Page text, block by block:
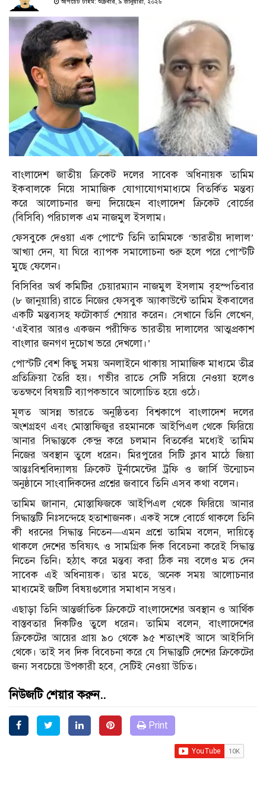
আপডেট টাইম: শুক্রবার, ৯ জানুয়ারী, ২০২৬
বাংলাদেশ জাতীয় ক্রিকেট দলের সাবেক অধিনায়ক তামিম
ইকবালকে নিয়ে সামাজিক যোগাযোগমাধ্যমে বিতর্কিত মন্তব্য
করে আলোচনার জন্ম দিয়েছেন বাংলাদেশ ক্রিকেট বোর্ডের
(বিসিবি) পরিচালক এম নাজমুল ইসলাম।
ফেসবুকে দেওয়া এক পোস্টে তিনি তামিমকে ‘ভারতীয় দালাল’
আখ্যা দেন, যা ঘিরে ব্যাপক সমালোচনা শুরু হলে পরে পোস্টটি
মুছে ফেলেন।
বিসিবির অর্থ কমিটির চেয়ারম্যান নাজমুল ইসলাম বৃহস্পতিবার
(৮ জানুয়ারি) রাতে নিজের ফেসবুক অ্যাকাউন্টে তামিম ইকবালের
একটি মন্তব্যসহ ফটোকার্ড শেয়ার করেন। সেখানে তিনি লেখেন,
‘এইবার আরও একজন পরীক্ষিত ভারতীয় দালালের আত্মপ্রকাশ
বাংলার জনগণ দুচোখ ভরে দেখলো।’
পোস্টটি বেশ কিছু সময় অনলাইনে থাকায় সামাজিক মাধ্যমে তীব্র
প্রতিক্রিয়া তৈরি হয়। গভীর রাতে সেটি সরিয়ে নেওয়া হলেও
ততক্ষণে বিষয়টি ব্যাপকভাবে আলোচিত হয়ে ওঠে।
মূলত আসন্ন ভারতে অনুষ্ঠিতব্য বিশ্বকাপে বাংলাদেশ দলের
অংশগ্রহণ এবং মোস্তাফিজুর রহমানকে আইপিএল থেকে ফিরিয়ে
আনার সিদ্ধান্তকে কেন্দ্র করে চলমান বিতর্কের মধ্যেই তামিম
নিজের অবস্থান তুলে ধরেন। মিরপুরের সিটি ক্লাব মাঠে জিয়া
আন্তঃবিশ্ববিদ্যালয় ক্রিকেট টুর্নামেন্টের ট্রফি ও জার্সি উন্মোচন
অনুষ্ঠানে সাংবাদিকদের প্রশ্নের জবাবে তিনি এসব কথা বলেন।
তামিম জানান, মোস্তাফিজকে আইপিএল থেকে ফিরিয়ে আনার
সিদ্ধান্তটি নিঃসন্দেহে হতাশাজনক। একই সঙ্গে বোর্ডে থাকলে তিনি
কী ধরনের সিদ্ধান্ত নিতেন—এমন প্রশ্নে তামিম বলেন, দায়িত্বে
থাকলে দেশের ভবিষ্যৎ ও সামগ্রিক দিক বিবেচনা করেই সিদ্ধান্ত
নিতেন তিনি। হঠাৎ করে মন্তব্য করা ঠিক নয় বলেও মত দেন
সাবেক এই অধিনায়ক। তার মতে, অনেক সময় আলোচনার
মাধ্যমেই জটিল বিষয়গুলোর সমাধান সম্ভব।
এছাড়া তিনি আন্তর্জাতিক ক্রিকেটে বাংলাদেশের অবস্থান ও আর্থিক
বাস্তবতার দিকটিও তুলে ধরেন। তামিম বলেন, বাংলাদেশের
ক্রিকেটের আয়ের প্রায় ৯০ থেকে ৯৫ শতাংশই আসে আইসিসি
থেকে। তাই সব দিক বিবেচনা করে যে সিদ্ধান্তটি দেশের ক্রিকেটের
জন্য সবচেয়ে উপকারী হবে, সেটিই নেওয়া উচিত।
নিউজটি শেয়ার করুন..
Print